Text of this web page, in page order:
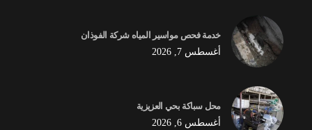
خدمة فحص مواسير المياه شركة الفوذان
أغسطس 7, 2026
محل سباكة بحي العزيزية
أغسطس 6, 2026